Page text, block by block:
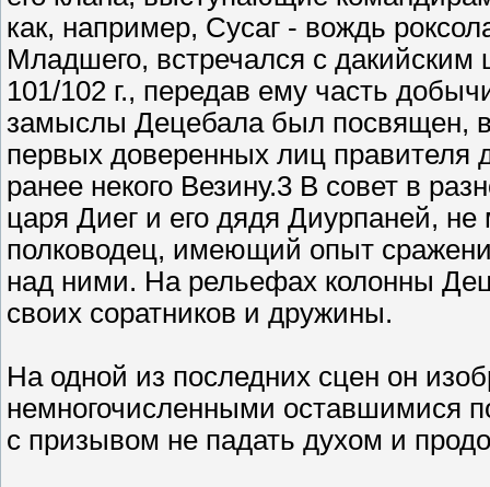
как, например, Сусаг - вождь
Младшего, встречался с
101/102 г., передав ему часть
замыслы Децебала был посвящен,
первых доверенных лиц правителя
ранее некого Везину.3 В совет в
царя Диег и его дядя Диурпаней,
полководец, имеющий опыт
над ними. На рельефах колонны
своих соратников и дружины.
На одной из последних сцен он
немногочисленными оставшимися
с призывом не падать духом и